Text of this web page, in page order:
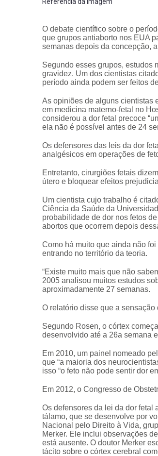
O debate científico sobre o
que grupos antiaborto nos EUA
semanas depois da concepção,
Segundo esses grupos, estudos
gravidez. Um dos cientistas
período ainda podem ser feitos
As opiniões de alguns cientistas
em medicina materno-fetal no
considerou a dor fetal precoce
ela não é possível antes de 24
Os defensores das leis da dor
analgésicos em operações de
Entretanto, cirurgiões fetais
útero e bloquear efeitos
Um cientista cujo trabalho é
Ciência da Saúde da
probabilidade de dor nos fetos
abortos que ocorrem depois
Como há muito que ainda não
entrando no território da teoria.
“Existe muito mais que não
2005 analisou muitos estudos
aproximadamente 27 semanas.
O relatório disse que a
Segundo Rosen, o córtex
desenvolvido até a 26a semana
Em 2010, um painel nomeado
que “a maioria dos
isso “o feto não pode sentir dor
Em 2012, o Congresso de
Os defensores da lei da dor fetal
tálamo, que se desenvolve por
Nacional pelo Direito à Vida,
Merker. Ele inclui observações
está ausente. O doutor Merker
tácito sobre o córtex cerebral
CRF-AL
da Anvisa
base de
29 de janeiro de